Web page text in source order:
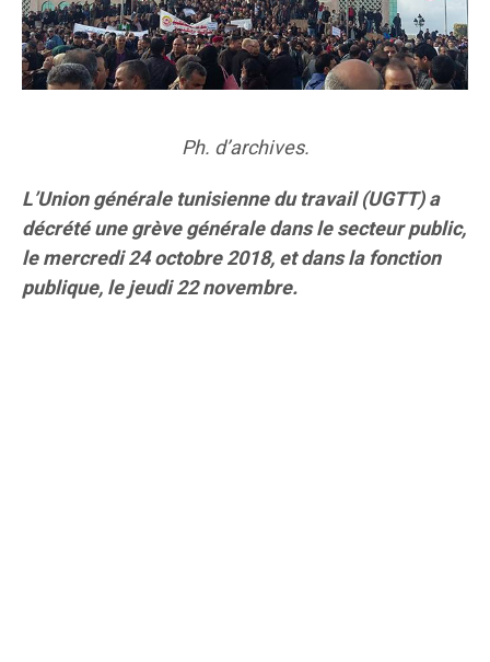
Ph. d’archives.
L’Union générale tunisienne du travail (UGTT) a
décrété une grève générale dans le secteur public,
le mercredi 24 octobre 2018, et dans la fonction
publique, le jeudi 22 novembre.